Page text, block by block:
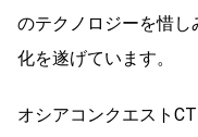
のテクノロジーを惜
化を遂げています。
オシアコンクエスト